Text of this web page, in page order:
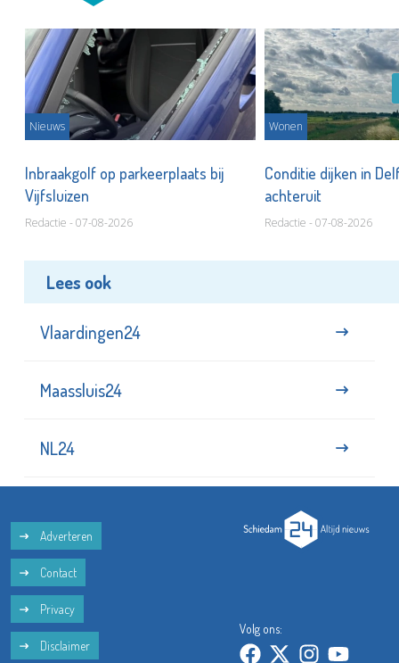
Nieuws
Inbraakgolf op parkeerplaats bij
Vijfsluizen
Redactie - 07-08-2026
Wonen
Conditie dijken in
achteruit
Redactie - 07-08-2026
Lees ook
Vlaardingen24
Maassluis24
NL24
Adverteren
Contact
Privacy
Disclaimer
Volg ons: